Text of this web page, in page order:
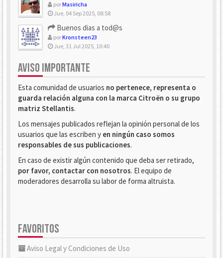
porMasiricha
Jue, 04 Sep 2025, 08:58
Buenos dias a tod@s
porKronsteen23
Jue, 31 Jul 2025, 10:40
AVISO IMPORTANTE
Esta comunidad de usuarios no pertenece, representa o
guarda relación alguna con la marca Citroën o su grupo
matriz Stellantis.
Los mensajes publicados reflejan la opinión personal de los
usuarios que las escriben y en ningún caso somos
responsables de sus publicaciones.
En caso de existir algún contenido que deba ser retirado,
por favor, contactar con nosotros. El equipo de
moderadores desarrolla su labor de forma altruista.
FAVORITOS
Aviso Legal y Condiciones de Uso